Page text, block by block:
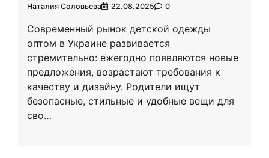
Наталия Соловьева 22.08.2025 0
Современный рынок детской одежды
оптом в Украине развивается
стремительно: ежегодно появляются новые
предложения, возрастают требования к
качеству и дизайну. Родители ищут
безопасные, стильные и удобные вещи для
сво…